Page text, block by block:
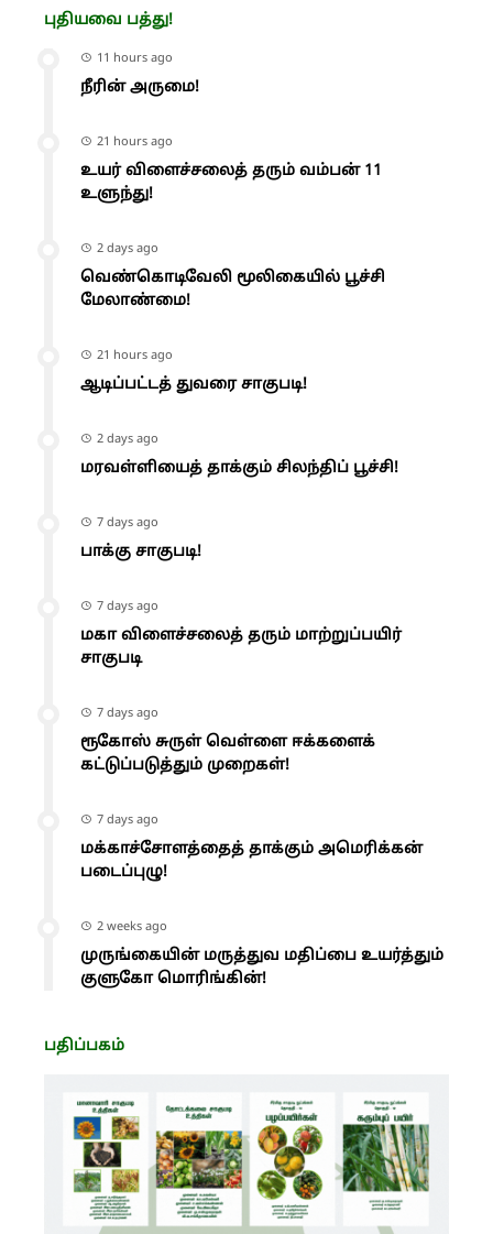
புதியவை பத்து!
11 hours ago
நீரின் அருமை!
21 hours ago
உயர் விளைச்சலைத் தரும் வம்பன் 11
உளுந்து!
2 days ago
வெண்கொடிவேலி மூலிகையில் பூச்சி
மேலாண்மை!
21 hours ago
ஆடிப்பட்டத் துவரை சாகுபடி!
2 days ago
மரவள்ளியைத் தாக்கும் சிலந்திப் பூச்சி!
7 days ago
பாக்கு சாகுபடி!
7 days ago
மகா விளைச்சலைத் தரும் மாற்றுப்பயிர்
சாகுபடி
7 days ago
ரூகோஸ் சுருள் வெள்ளை ஈக்களைக்
கட்டுப்படுத்தும் முறைகள்!
7 days ago
மக்காச்சோளத்தைத் தாக்கும் அமெரிக்கன்
படைப்புழு!
2 weeks ago
முருங்கையின் மருத்துவ மதிப்பை உயர்த்தும்
குளுகோ மொரிங்கின்!
பதிப்பகம்